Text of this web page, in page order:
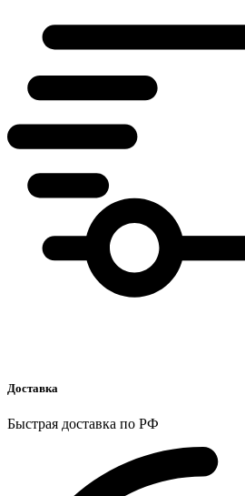
Доставка
Быстрая доставка по РФ